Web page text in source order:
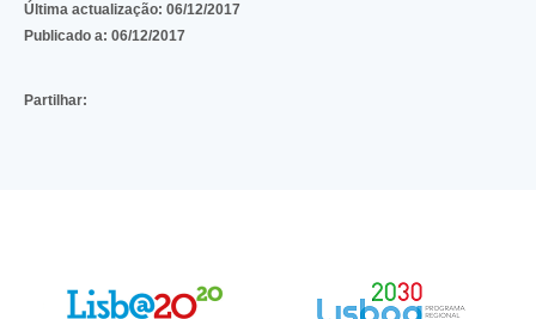
Última actualização: 06/12/2017
Publicado a: 06/12/2017
Partilhar: